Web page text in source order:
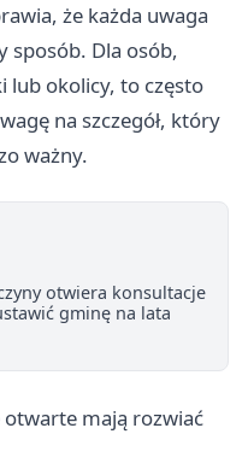
że każda uwaga
sposób. Dla osób,
lub okolicy, to często
na szczegół, który
ważny.
otwiera konsultacje
gminę na lata
mają rozwiać